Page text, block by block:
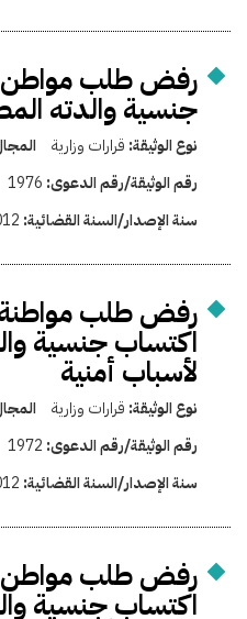
رفض طلب مواطن
جنسية والدته
نوع الوثيقة: قرارات وزارية
رقم الوثيقة/رقم الدعوى: 1976
سنة الإصدار/السنة القضائية:
رفض طلب مواطنة
اكتساب جنسية
لأسباب أمنية
نوع الوثيقة: قرارات وزارية
رقم الوثيقة/رقم الدعوى: 1972
سنة الإصدار/السنة القضائية:
رفض طلب مواطن
اكتساب جنسية